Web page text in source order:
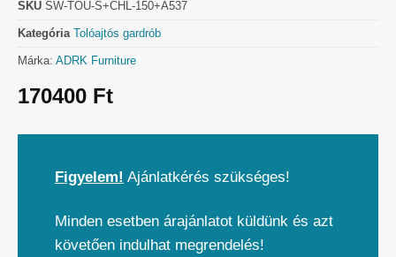
SKU SW-TOU-S+CHL-150+A537
Kategória Tolóajtós gardrób
Márka: ADRK Furniture
170400 Ft
Figyelem! Ajánlatkérés szükséges!
Minden esetben árajánlatot küldünk és azt
követően indulhat megrendelés!